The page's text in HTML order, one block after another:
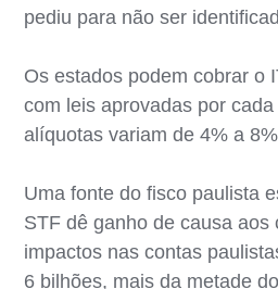
pediu para não ser
Os estados podem cobrar o
com leis aprovadas por
alíquotas variam de 4% a
Uma fonte do fisco paulista
STF dê ganho de causa aos
impactos nas contas
6 bilhões, mais da metade